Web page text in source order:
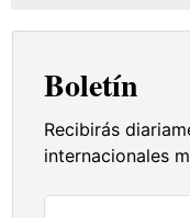
Boletín
Recibirás
internacionales